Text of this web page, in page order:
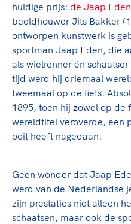
Sport gaat niet
Sport verenigt. Op
een rondje fietsen,
de sportschool te gaan.
voor Sifan Hassan,
Groot en het
genieten van de
de halve marathon van
Lees verder
High5 Stappenplan
Ruimte voor sport
Clubondersteuning
Beroepskrachten
Samen voor een
sportomgeving
Voor welk gedrag staat
En wat mag vooral
hier richting aan en is
onderdeel van het
ongewenst gedrag.
Top
De TeamNL
De TeamNL Academie
ontwikkelprogramma
binnen TeamNL
bestuurders,
toekomstig kader.
huidige prijs: de Jaap Eden
beeldhouwer Jits Bakker
ontworpen kunstwerk is
sportman Jaap Eden, die
als wielrenner én
tijd werd hij driemaal
tweemaal op de fiets.
1895, toen hij zowel op de
wereldtitel veroverde, een
ooit heeft nagedaan.
Geen wonder dat Jaap
werd van de Nederlandse
zijn prestaties niet alleen
schaatsen, maar ook de